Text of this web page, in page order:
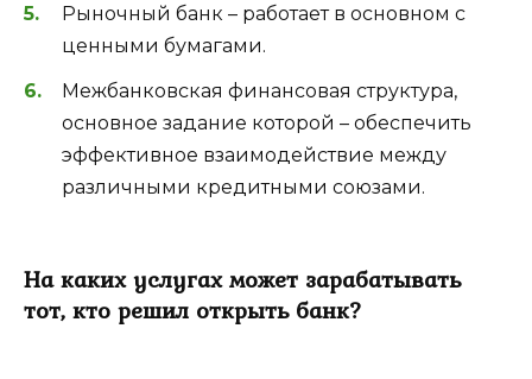
Рыночный банк – работает в основном с
ценными бумагами.
Межбанковская финансовая структура,
основное задание которой – обеспечить
эффективное взаимодействие между
различными кредитными союзами.
На каких услугах может зарабатывать
тот, кто решил открыть банк?